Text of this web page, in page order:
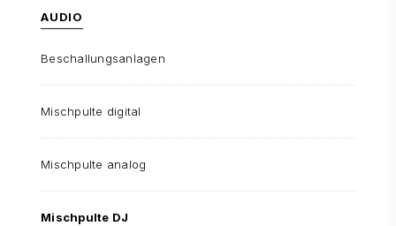
AUDIO
Beschallungsanlagen
Mischpulte digital
Mischpulte analog
Mischpulte DJ